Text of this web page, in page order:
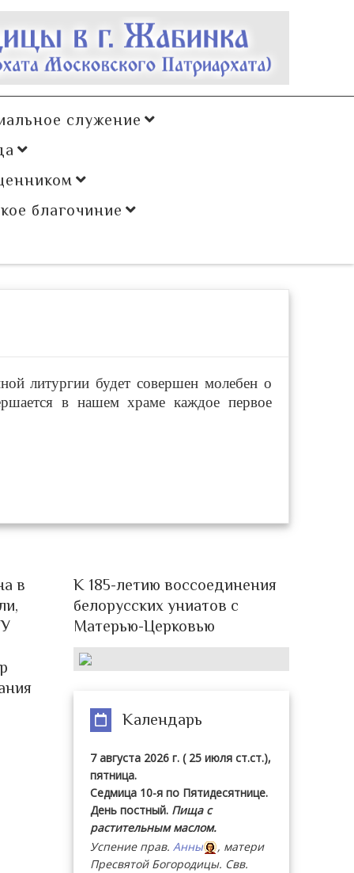
служение
благочиние
литургии будет совершен молебен о
в нашем храме каждое первое
в
К 185-летию воссоединения
белорусских униатов с
Матерью-Церковью
Календарь
7 августа 2026 г. ( 25 июля ст.ст.),
пятница.
Седмица 10-я по Пятидесятнице.
День постный. Пища с
растительным маслом.
Успение прав.Анны
, матери
Пресвятой Богородицы. Свв.